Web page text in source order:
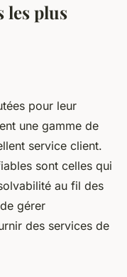
les plus
pour leur
une gamme de
service client.
sont celles qui
au fil des
gérer
des services de